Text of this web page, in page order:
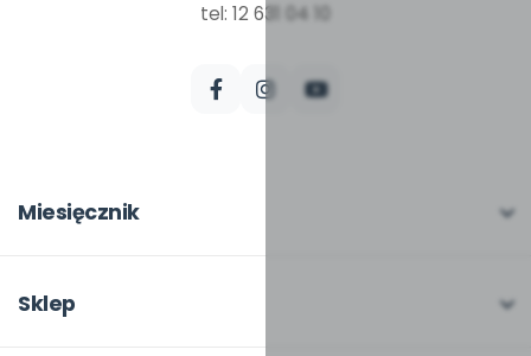
tel: 12 631 04 10
Miesięcznik
W numerze
Sklep